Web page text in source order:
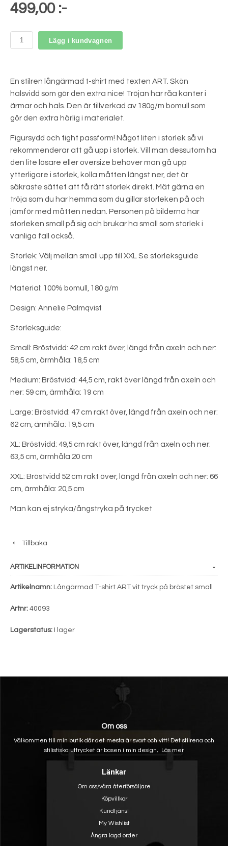
499,00 :-
Lägg i kundvagnen
En stilren långärmad t-shirt med texten ART. Skön
halsvidd som gör den extra nice! Tröjan har råa kanter i
ärmar och hals. Den är tillverkad av 180g/m bomull som
gör den extra härlig i materialet.
Figursydd och tight passform! Något liten i storlek så vi
rekommenderar att gå upp i storlek. Vill man dessutom ha
den lite lösare eller oversize behöver man gå upp
ytterligare i storlek, kolla måtten längst ner, det är
säkraste sättet att få rätt storlek direkt. Mät gärna en
tröja som du har hemma som du gillar storleken på och
jämför med måtten nedan. Personen på bilderna har
storleken small på sig och brukar ha small som storlek i
vanliga fall också.
Storlek: Välj mellan small upp till XXL Se storleksguide
längst ner.
Material: 100% bomull, 180 g/m
Design: Annelie Palmqvist
Storleksguide:
Small: Bröstvidd: 42 cm rakt över, längd från axeln och ner:
58,5 cm, ärmhåla: 18,5 cm
Medium: Bröstvidd: 44,5 cm, rakt över längd från axeln och
ner: 59 cm, ärmhåla: 19 cm
Large: Bröstvidd: 47 cm rakt över, längd från axeln och ner:
62 cm, ärmhåla: 19,5 cm
XL: Bröstvidd: 49,5 cm rakt över, längd från axeln och ner:
63,5 cm, ärmhåla 20 cm
XXL: Bröstvidd 52 cm rakt över, längd från axeln och ner: 66
cm, ärmhåla: 20,5 cm
Man kan ej stryka/ångstryka på trycket
Tillbaka
ARTIKELINFORMATION
Artikelnamn: Långärmad T-shirt ART vit tryck på bröstet small
Artnr: 40093
Lagerstatus: I lager
Om oss
Välkommen till min butik där det mesta är svart och vitt! Det stilrena och
stilistiska uttrycket är basen i min design, Läs mer
Länkar
Om oss/våra återförsäljare
Köpvillkor
Kundtjänst
My Wishlist
Ångra lagd order